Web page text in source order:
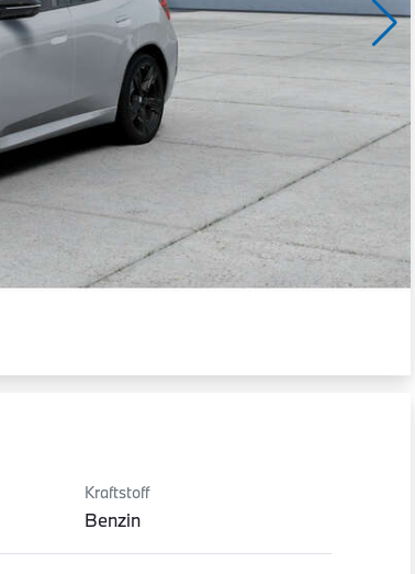
Kraftstoff
Benzin